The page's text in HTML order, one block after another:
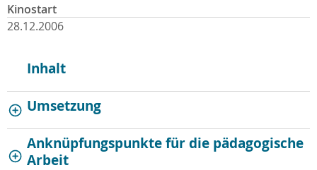
Kinostart
28.12.2006
Inhalt
Umsetzung
Anknüpfungspunkte für die pädagogische
Arbeit